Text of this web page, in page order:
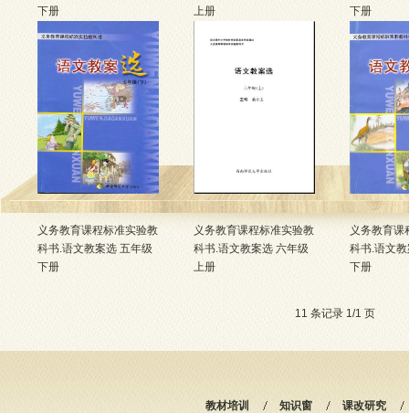
下册
上册
下册
20162人阅
义务教育课程标准实验教
科书.语文教案选 五年级
下册
义务教育课程标准实验教
科书.语文教案选 六年级
上册
义务教育课
科书.语文
下册
11 条记录 1/1 页
教材培训 知识窗 课改研究